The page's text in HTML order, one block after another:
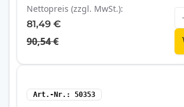
Nettopreis (zzgl. MwSt.)
81,49 €
90,54 €
Art.-Nr. 50353